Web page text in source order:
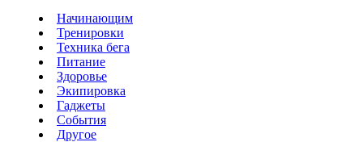
Начинающим
Тренировки
Техника бега
Питание
Здоровье
Экипировка
Гаджеты
События
Другое